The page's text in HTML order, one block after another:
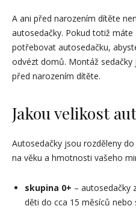
A ani před narozením dítěte
autosedačky. Pokud totiž
potřebovat autosedačku,
odvézt domů. Montáž
před narozením dítěte.
Jakou velikost
Autosedačky jsou rozděleny
na věku a hmotnosti vašeho
skupina 0+ – autosedačky
děti do cca 15 měsíců